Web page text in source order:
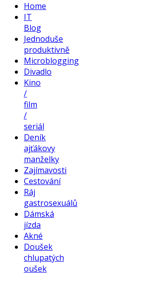
Home
IT
Blog
Jednoduše
produktivně
Microblogging
Divadlo
Kino
/
film
/
seriál
Deník
ajťákovy
manželky
Zajímavosti
Cestování
Ráj
gastrosexuálů
Dámská
jízda
Akné
Doušek
chlupatých
oušek